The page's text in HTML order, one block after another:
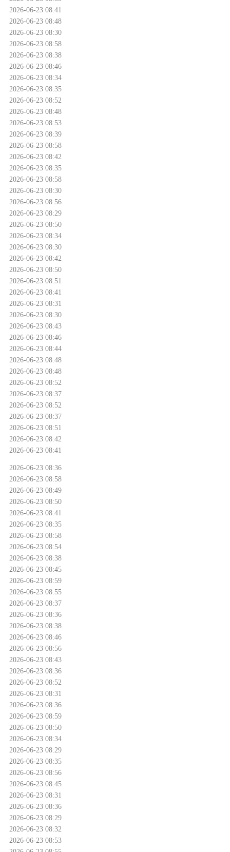
2026-06-23 08:41
2026-06-23 08:48
2026-06-23 08:30
2026-06-23 08:58
2026-06-23 08:38
2026-06-23 08:46
2026-06-23 08:34
2026-06-23 08:35
2026-06-23 08:52
2026-06-23 08:48
2026-06-23 08:53
2026-06-23 08:39
2026-06-23 08:58
2026-06-23 08:42
2026-06-23 08:35
2026-06-23 08:58
2026-06-23 08:30
2026-06-23 08:56
2026-06-23 08:29
2026-06-23 08:50
2026-06-23 08:34
2026-06-23 08:30
2026-06-23 08:42
2026-06-23 08:50
2026-06-23 08:51
2026-06-23 08:41
2026-06-23 08:31
2026-06-23 08:30
2026-06-23 08:43
2026-06-23 08:46
2026-06-23 08:44
2026-06-23 08:48
2026-06-23 08:48
2026-06-23 08:52
2026-06-23 08:37
2026-06-23 08:52
2026-06-23 08:37
2026-06-23 08:51
2026-06-23 08:42
2026-06-23 08:41
2026-06-23 08:36
2026-06-23 08:58
2026-06-23 08:49
2026-06-23 08:50
2026-06-23 08:41
2026-06-23 08:35
2026-06-23 08:58
2026-06-23 08:54
2026-06-23 08:38
2026-06-23 08:45
2026-06-23 08:59
2026-06-23 08:55
2026-06-23 08:37
2026-06-23 08:36
2026-06-23 08:38
2026-06-23 08:46
2026-06-23 08:56
2026-06-23 08:43
2026-06-23 08:36
2026-06-23 08:52
2026-06-23 08:31
2026-06-23 08:36
2026-06-23 08:59
2026-06-23 08:50
2026-06-23 08:34
2026-06-23 08:29
2026-06-23 08:35
2026-06-23 08:56
2026-06-23 08:45
2026-06-23 08:31
2026-06-23 08:36
2026-06-23 08:29
2026-06-23 08:32
2026-06-23 08:53